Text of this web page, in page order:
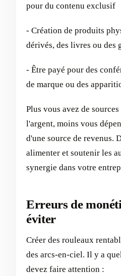
pour du contenu exclusif
- Création de produits
dérivés, des livres ou des
- Être payé pour des
de marque ou des
Plus vous avez de
l'argent, moins vous
d'une source de revenus.
alimenter et soutenir les
synergie dans votre
Erreurs de
éviter
Créer des rouleaux
des arcs-en-ciel. Il y a
devez faire attention :